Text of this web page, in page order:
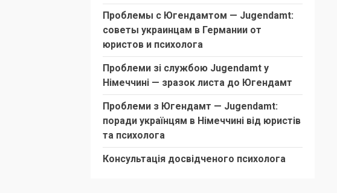
Проблемы с Югендамтом — Jugendamt:
советы украинцам в Германии от
юристов и психолога
Проблеми зі службою Jugendamt у
Німеччині — зразок листа до Югендамт
Проблеми з Югендамт — Jugendamt:
поради українцям в Німеччині від юристів
та психолога
Консультація досвідченого психолога